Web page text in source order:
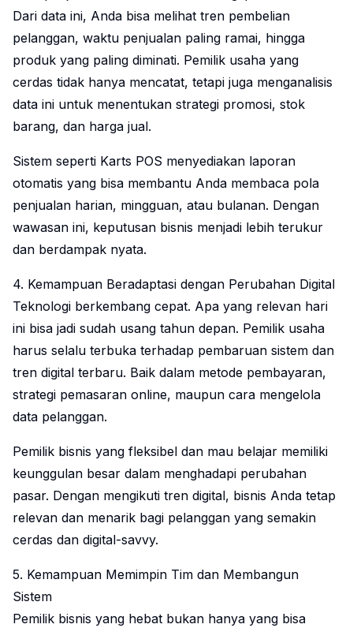
Dari data ini, Anda bisa melihat tren pembelian
pelanggan, waktu penjualan paling ramai, hingga
produk yang paling diminati. Pemilik usaha yang
cerdas tidak hanya mencatat, tetapi juga menganalisis
data ini untuk menentukan strategi promosi, stok
barang, dan harga jual.
Sistem seperti Karts POS menyediakan laporan
otomatis yang bisa membantu Anda membaca pola
penjualan harian, mingguan, atau bulanan. Dengan
wawasan ini, keputusan bisnis menjadi lebih terukur
dan berdampak nyata.
4. Kemampuan Beradaptasi dengan Perubahan Digital
Teknologi berkembang cepat. Apa yang relevan hari
ini bisa jadi sudah usang tahun depan. Pemilik usaha
harus selalu terbuka terhadap pembaruan sistem dan
tren digital terbaru. Baik dalam metode pembayaran,
strategi pemasaran online, maupun cara mengelola
data pelanggan.
Pemilik bisnis yang fleksibel dan mau belajar memiliki
keunggulan besar dalam menghadapi perubahan
pasar. Dengan mengikuti tren digital, bisnis Anda tetap
relevan dan menarik bagi pelanggan yang semakin
cerdas dan digital-savvy.
5. Kemampuan Memimpin Tim dan Membangun
Sistem
Pemilik bisnis yang hebat bukan hanya yang bisa